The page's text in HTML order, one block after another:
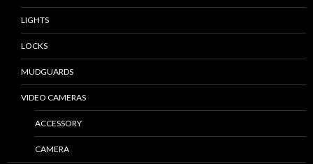
LIGHTS
LOCKS
MUDGUARDS
VIDEO CAMERAS
ACCESSORY
CAMERA